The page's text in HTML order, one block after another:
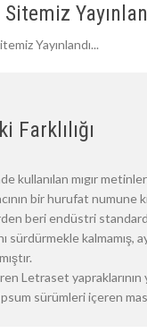
Sitemiz
Yayınlandı...
Farklılığı
kullanılan mıgır
bir hurufat numune
beri endüstri
sürdürmekle kalmamış,
Letraset yapraklarının
sürümleri içeren